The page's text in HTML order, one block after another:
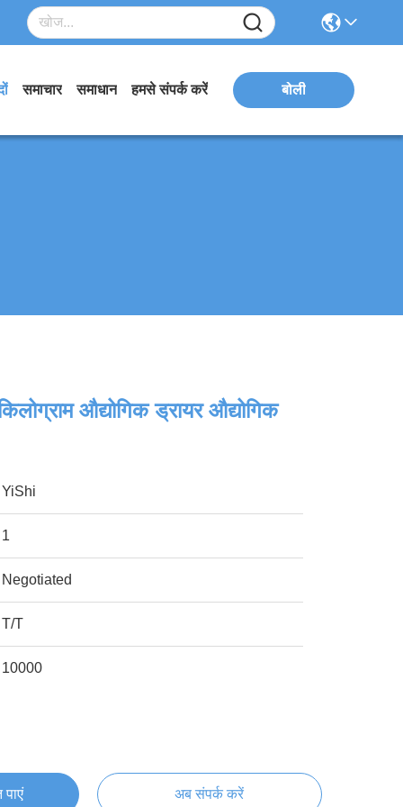
समाचार समाधान हमसे संपर्क करें बोली
औद्योगिक ड्रायर औद्योगिक
YiShi
1
Negotiated
T/T
10000
अब संपर्क करें